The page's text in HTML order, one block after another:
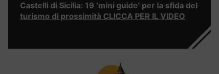
Castelli di Sicilia: 19 ‘mini guide’ per la sfida del
turismo di prossimità CLICCA PER IL VIDEO